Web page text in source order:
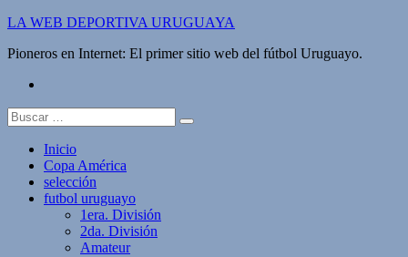
Saltar
contenido
LA WEB DEPORTIVA URUGUAYA
Pioneros en Internet: El primer sitio web del fútbol Uruguayo.
Buscar:
Inicio
Copa América
selección
futbol uruguayo
1era. División
2da. División
Amateur